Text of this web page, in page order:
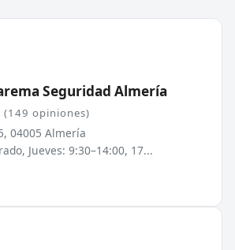
Seguridad Almería
(149 opiniones)
04005 Almería
Jueves: 9:30–14:00, 17...